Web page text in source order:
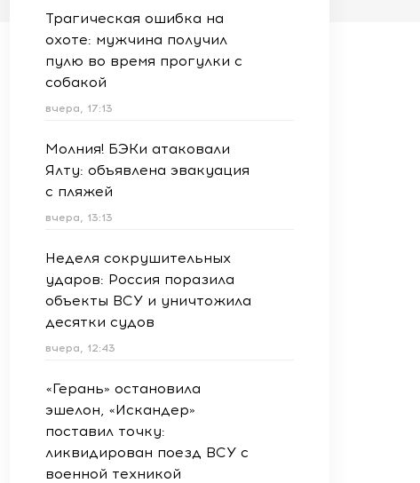
Трагическая ошибка на
охоте: мужчина получил
пулю во время прогулки с
собакой
вчера, 17:13
Молния! БЭКи атаковали
Ялту: объявлена эвакуация
с пляжей
вчера, 13:13
Неделя сокрушительных
ударов: Россия поразила
объекты ВСУ и уничтожила
десятки судов
вчера, 12:43
«Герань» остановила
эшелон, «Искандер»
поставил точку:
ликвидирован поезд ВСУ с
военной техникой